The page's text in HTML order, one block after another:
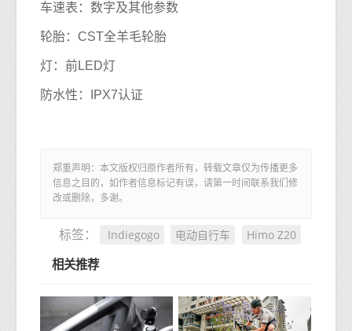
车速表：数字及其他参数
轮胎：CST全羊毛轮胎
灯：前LED灯
防水性：IPX7认证
郑重声明：本文版权归原作者所有，转载文章仅为传播更多
信息之目的，如作者信息标记有误，请第一时间联系我们修
改或删除，多谢。
标签： Indiegogo 电动自行车 Himo Z20
相关推荐